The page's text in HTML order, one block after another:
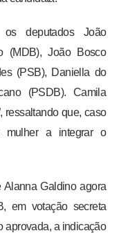
deputados João
(MDB), João Bosco
(PSB), Daniella do
(PSDB). Camila
ressaltando que, caso
mulher a integrar o
Galdino agora
em votação secreta
aprovada, a indicação